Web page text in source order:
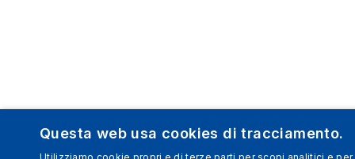
Questa web usa cookies di tracciamento.